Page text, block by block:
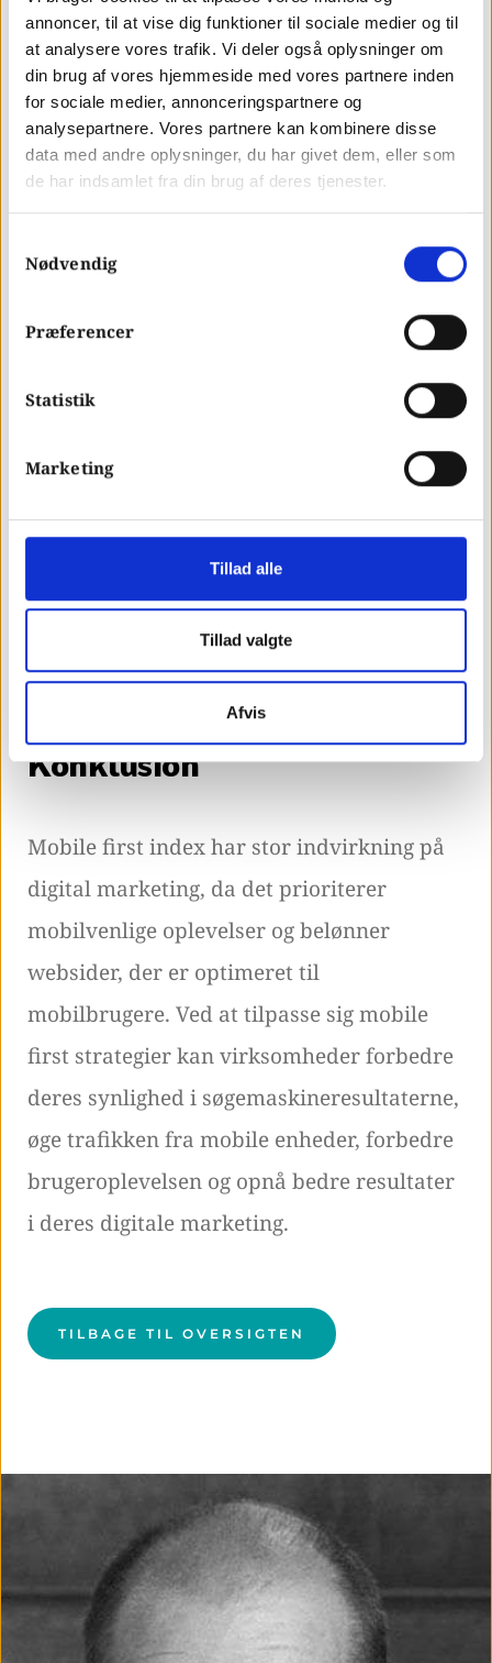
annoncer, til at vise dig funktioner til sociale medier og til
at analysere vores trafik. Vi deler også oplysninger om
din brug af vores hjemmeside med vores partnere inden
for sociale medier, annonceringspartnere og
analysepartnere. Vores partnere kan kombinere disse
data med andre oplysninger, du har givet dem, eller som
de har indsamlet fra din brug af deres tjenester.
Nødvendig
Præferencer
Statistik
Marketing
Tillad alle
Tillad valgte
Afvis
at der undgås irriterende pop-ups og
annoncer, der blokerer indholdet. En
positiv brugeroplevelse på mobilen kan
forbedre engagementet, mindske bounce
rate og øge chancerne for konverteringer.
Lokal søgning og nærhed:
virksomheder og tjenester. Mobile first
relevante for deres nærhed. Derfor er det
deres webside og indhold til lokale
lokal information som adresser,
åbningstider og kontaktinformation.
Konklusion
Mobile first index har stor indvirkning på
digital marketing, da det prioriterer
mobilvenlige oplevelser og belønner
websider, der er optimeret til
mobilbrugere. Ved at tilpasse sig mobile
first strategier kan virksomheder forbedre
deres synlighed i søgemaskineresultaterne,
øge trafikken fra mobile enheder, forbedre
brugeroplevelsen og opnå bedre resultater
i deres digitale marketing.
TILBAGE TIL OVERSIGTEN